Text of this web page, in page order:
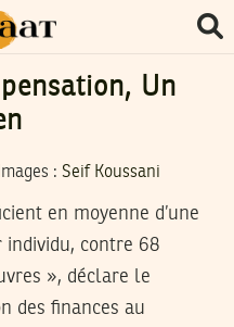
Un
Images : Seif Koussani
en moyenne d’une
individu, contre 68
», déclare le
des finances au